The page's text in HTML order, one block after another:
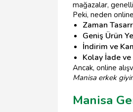
mağazalar,
Peki, neden online
Zaman
Geniş Ürün
İndirim ve
Kolay İade
Ancak, online
Manisa erkek
Manisa